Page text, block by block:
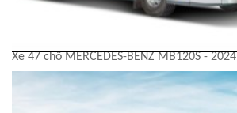
Xe 47 chỗ MERCEDES-BENZ MB120S - 2024